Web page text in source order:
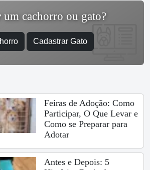
um cachorro ou gato?
Cadastrar Gato
Feiras de Adoção: Como
Participar, O Que Levar e
Como se Preparar para
Adotar
Antes e Depois: 5